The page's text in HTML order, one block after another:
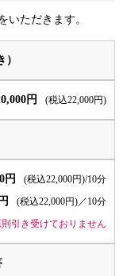
いただきます。
円 (税込22,000円)
円 (税込22,000円)/10分
(税込22,000円)／10分
引き受けておりません